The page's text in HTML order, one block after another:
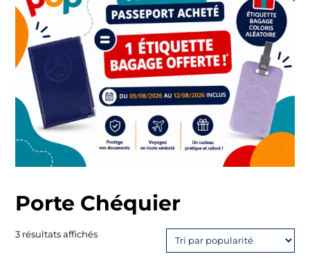
Porte Chéquier
3 résultats affichésTrié